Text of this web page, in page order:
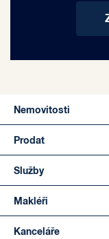
Nemovitosti
Prodat
Služby
Makléři
Kanceláře